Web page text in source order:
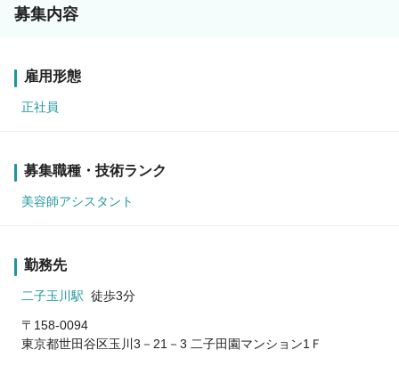
募集内容
雇用形態
正社員
募集職種・技術ランク
美容師アシスタント
勤務先
二子玉川駅 徒歩3分
〒158-0094
東京都世田谷区玉川3－21－3 二子田園マンション1Ｆ